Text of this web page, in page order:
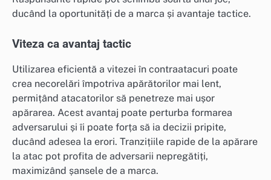
ducând la oportunități de a marca și avantaje tactice.
Viteza ca avantaj tactic
Utilizarea eficientă a vitezei în contraatacuri poate
crea necorelări împotriva apărătorilor mai lent,
permițând atacatorilor să penetreze mai ușor
apărarea. Acest avantaj poate perturba formarea
adversarului și îi poate forța să ia decizii pripite,
ducând adesea la erori. Tranzițiile rapide de la apărare
la atac pot profita de adversarii nepregătiți,
maximizând șansele de a marca.